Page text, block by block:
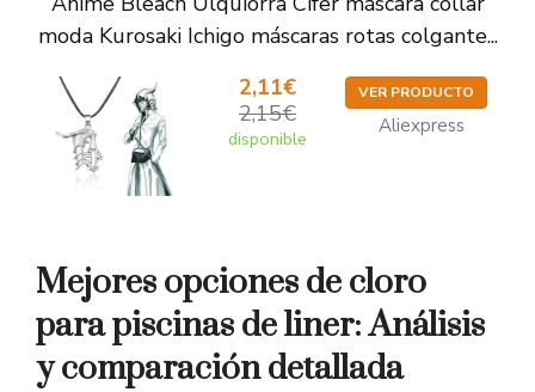
moda Kurosaki Ichigo máscaras rotas colgante...
2,11€
2,15€
disponible
VER PRODUCTO
Aliexpress
Mejores opciones de cloro
para piscinas de liner: Análisis
y comparación detallada